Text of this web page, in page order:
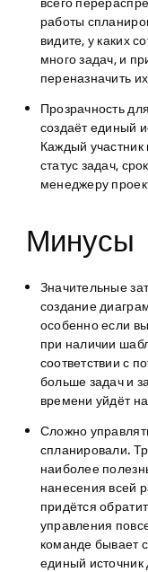
всего
работы
видите, у каких
много задач, и
переназначить
Прозрачность
создаёт единый
Каждый
статус задач,
менеджеру
Минусы
Значительные
создание
особенно если
при наличии
соответствии с
больше задач и
времени уйдёт
Сложно
спланировали.
наиболее
нанесения всей
придётся
управления
команде бывает
единый